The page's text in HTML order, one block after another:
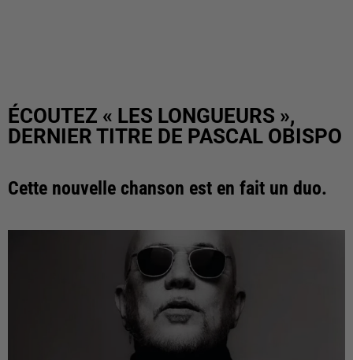
ÉCOUTEZ « LES LONGUEURS »,
DERNIER TITRE DE PASCAL OBISPO
Cette nouvelle chanson est en fait un duo.